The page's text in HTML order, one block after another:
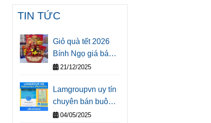
TIN TỨC
Giỏ quà tết 2026
Bính Ngọ giá bán
sỉ cho doanh
phố Hồ Chí Minh
21/12/2025
Lamgroupvn uy tín
chuyên bán buôn
giao hàng sỉ găng
04/05/2025